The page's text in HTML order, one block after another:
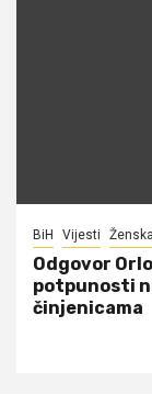
BiH Vijesti
Odgovor
potpunosti
činjenicama